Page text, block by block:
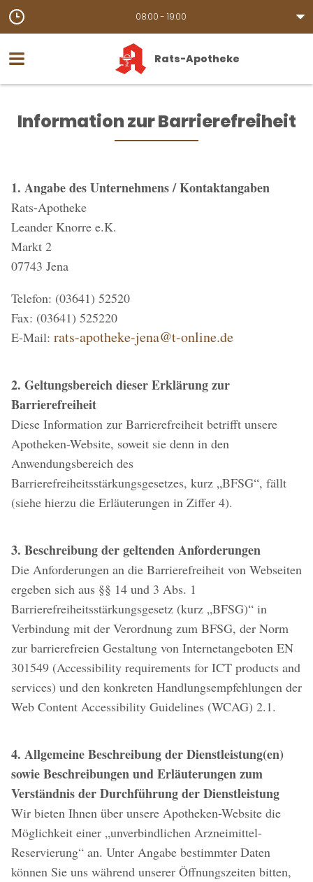
08:00 - 19:00
Rats-Apotheke
Information zur Barrierefreiheit
1. Angabe des Unternehmens / Kontaktangaben
Rats-Apotheke
Leander Knorre e.K.
Markt 2
07743 Jena
Telefon: (03641) 52520
Fax: (03641) 525220
E-Mail: rats-apotheke-jena@t-online.de
2. Geltungsbereich dieser Erklärung zur
Barrierefreiheit
Diese Information zur Barrierefreiheit betrifft unsere
Apotheken-Website, soweit sie denn in den
Anwendungsbereich des
Barrierefreiheitsstärkungsgesetzes, kurz „BFSG“, fällt
(siehe hierzu die Erläuterungen in Ziffer 4).
3. Beschreibung der geltenden Anforderungen
Die Anforderungen an die Barrierefreiheit von Webseiten
ergeben sich aus §§ 14 und 3 Abs. 1
Barrierefreiheitsstärkungsgesetz (kurz „BFSG)“ in
Verbindung mit der Verordnung zum BFSG, der Norm
zur barrierefreien Gestaltung von Internetangeboten EN
301549 (Accessibility requirements for ICT products and
services) und den konkreten Handlungsempfehlungen der
Web Content Accessibility Guidelines (WCAG) 2.1.
4. Allgemeine Beschreibung der Dienstleistung(en)
sowie Beschreibungen und Erläuterungen zum
Verständnis der Durchführung der Dienstleistung
Wir bieten Ihnen über unsere Apotheken-Website die
Möglichkeit einer „unverbindlichen Arzneimittel-
Reservierung“ an. Unter Angabe bestimmter Daten
können Sie uns während unserer Öffnungszeiten bitten,